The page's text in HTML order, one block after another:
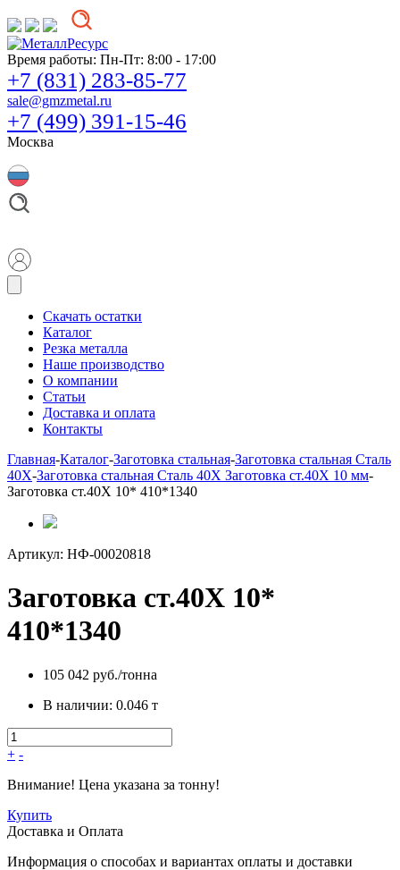
Время работы: Пн-Пт: 8:00 - 17:00
+7 (831) 283-85-77
sale@gmzmetal.ru
+7 (499) 391-15-46
Москва
Скачать остатки
Каталог
Резка металла
Наше производство
О компании
Статьи
Доставка и оплата
Контакты
Главная-Каталог-Заготовка стальная-Заготовка стальная Сталь
40Х-Заготовка стальная Сталь 40Х Заготовка ст.40Х 10 мм-
Заготовка ст.40Х 10* 410*1340
Артикул: НФ-00020818
Заготовка ст.40Х 10*
410*1340
105 042 руб./тонна
В наличии: 0.046 т
+ -
Внимание! Цена указана за тонну!
Купить
Доставка и Оплата
Информация о способах и вариантах оплаты и доставки